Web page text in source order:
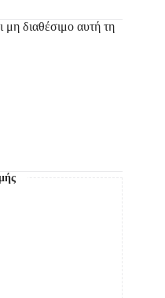
μη διαθέσιμο αυτή τη